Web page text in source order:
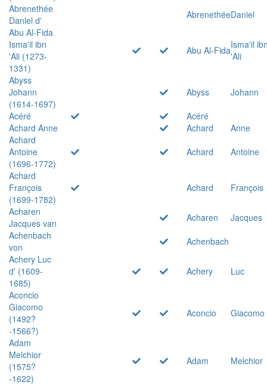
Abrenethée
Daniel d'
AbrenethéeDaniel
Abu Al-Fida
Isma'il ibn
'Ali (1273-
1331)
Abu Al-FidaIsma'il
'Ali
Abyss
Johann
(1614-1697)
Abyss
Johann
Acéré
Acéré
Achard Anne
Achard
Anne
Achard
Antoine
(1696-1772)
Achard
Antoine
Achard
François
(1699-1782)
Achard
François
Acharen
Jacques van
Acharen
Jacques
Achenbach
von
Achenbach
Achery Luc
d' (1609-
1685)
Achery
Luc
Aconcio
Giacomo
(1492?
-1566?)
Aconcio Giacomo
Adam
Melchior
(1575?
-1622)
Adam Melchior